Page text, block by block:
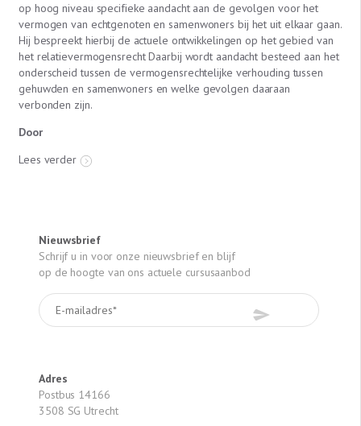
op hoog niveau specifieke aandacht aan de gevolgen voor het
vermogen van echtgenoten en samenwoners bij het uit elkaar gaan.
Hij bespreekt hierbij de actuele ontwikkelingen op het gebied van
het relatievermogensrecht Daarbij wordt aandacht besteed aan het
onderscheid tussen de vermogensrechtelijke verhouding tussen
gehuwden en samenwoners en welke gevolgen daaraan
verbonden zijn.
Door
Lees verder
Nieuwsbrief
Schrijf u in voor onze nieuwsbrief en blijf
op de hoogte van ons actuele cursusaanbod
Adres
Postbus 14166
3508 SG Utrecht